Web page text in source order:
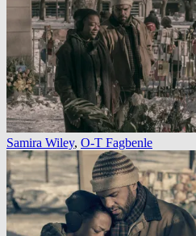
Samira Wiley, O-T Fagbenle